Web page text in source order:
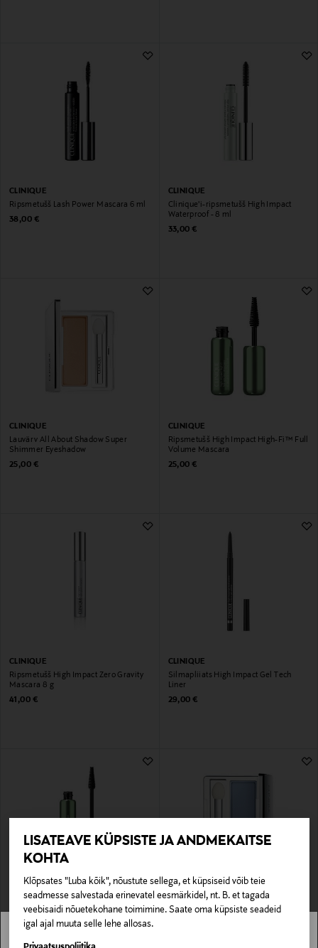
LISATEAVE KÜPSISTE JA ANDMEKAITSE
KOHTA
Klõpsates "Luba kõik", nõustute sellega, et küpsiseid võib teie
seadmesse salvestada erinevatel eesmärkidel, nt. B. et tagada
veebisaidi nõuetekohane toimimine. Saate oma küpsiste seadeid
igal ajal muuta selle lehe allosas.
CLINIQUE
Ripsmetušš Lash Power Mascara 6 ml
Original Price
38,00 €
CLINIQUE
Clinique'i-ripsmetušš High Impact
Waterproof - 8 ml
Original Price
33,00 €
CLINIQUE
Lauvärv All About Shadow Super
Shimmer Eyeshadow
Original Price
25,00 €
CLINIQUE
Ripsmetušš High Impact High-Fi™ Full
Volume Mascara
Original Price
25,00 €
CLINIQUE
Ripsmetušš High Impact Zero Gravity
Mascara 8 g
Original Price
41,00 €
CLINIQUE
Silmapliiats High Impact Gel Tech
Liner
Original Price
29,00 €
CLINIQUE
Ripsmetušš High Impact Hi-Fi 5D
Mascara 10 ml
CLINIQUE
Lauvärv All About Shadow Soft